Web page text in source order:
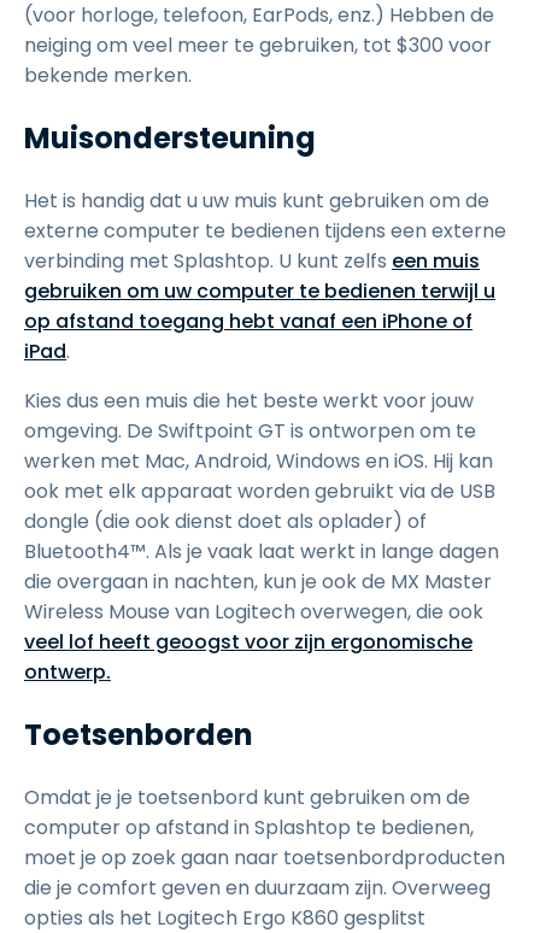
(voor horloge, telefoon, EarPods, enz.) Hebben de
neiging om veel meer te gebruiken, tot $300 voor
bekende merken.
Muisondersteuning
Het is handig dat u uw muis kunt gebruiken om de
externe computer te bedienen tijdens een externe
verbinding met Splashtop. U kunt zelfs een muis
gebruiken om uw computer te bedienen terwijl u
op afstand toegang hebt vanaf een iPhone of
iPad.
Kies dus een muis die het beste werkt voor jouw
omgeving. De Swiftpoint GT is ontworpen om te
werken met Mac, Android, Windows en iOS. Hij kan
ook met elk apparaat worden gebruikt via de USB
dongle (die ook dienst doet als oplader) of
Bluetooth4™. Als je vaak laat werkt in lange dagen
die overgaan in nachten, kun je ook de MX Master
Wireless Mouse van Logitech overwegen, die ook
veel lof heeft geoogst voor zijn ergonomische
ontwerp.
Toetsenborden
Omdat je je toetsenbord kunt gebruiken om de
computer op afstand in Splashtop te bedienen,
moet je op zoek gaan naar toetsenbordproducten
die je comfort geven en duurzaam zijn. Overweeg
opties als het Logitech Ergo K860 gesplitst